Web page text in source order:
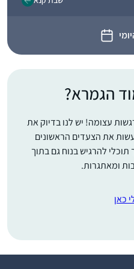
הגמרא?
עצומה! יש לנו בדיוק את
את הצעדים הראשונים
להרגיש בנוח גם בתוך
ומאתגרות.
כאן